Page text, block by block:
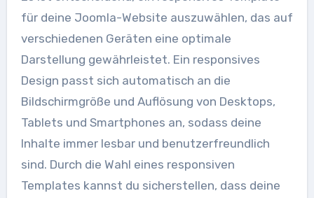
für deine Joomla-Website auszuwählen, das auf
verschiedenen Geräten eine optimale
Darstellung gewährleistet. Ein responsives
Design passt sich automatisch an die
Bildschirmgröße und Auflösung von Desktops,
Tablets und Smartphones an, sodass deine
Inhalte immer lesbar und benutzerfreundlich
sind. Durch die Wahl eines responsiven
Templates kannst du sicherstellen, dass deine